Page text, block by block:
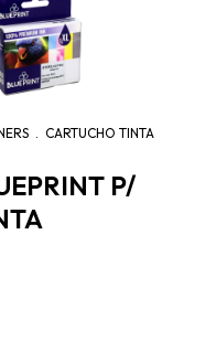
. CARTUCHO TINTA
P/